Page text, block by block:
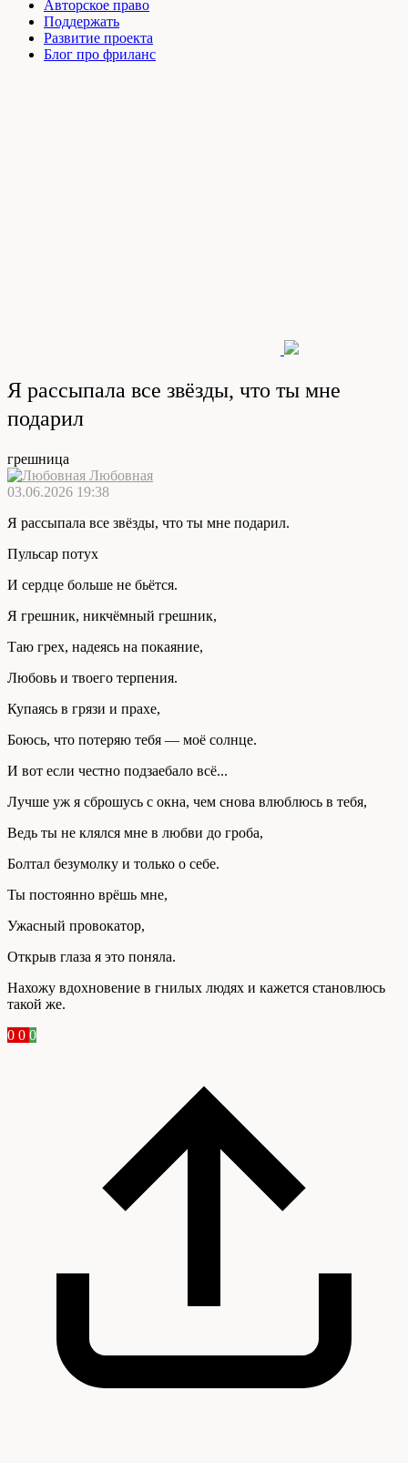
Авторское право
Поддержать
Развитие проекта
Блог про фриланс
Я рассыпала все звёзды, что ты мне
подарил
грешница
Любовная
03.06.2026 19:38
Я рассыпала все звёзды, что ты мне подарил.
Пульсар потух
И сердце больше не бьётся.
Я грешник, никчёмный грешник,
Таю грех, надеясь на покаяние,
Любовь и твоего терпения.
Купаясь в грязи и прахе,
Боюсь, что потеряю тебя — моё солнце.
И вот если честно подзаебало всё...
Лучше уж я сброшусь с окна, чем снова влюблюсь в тебя,
Ведь ты не клялся мне в любви до гроба,
Болтал безумолку и только о себе.
Ты постоянно врёшь мне,
Ужасный провокатор,
Открыв глаза я это поняла.
Нахожу вдохновение в гнилых людях и кажется становлюсь
такой же.
0 0 0